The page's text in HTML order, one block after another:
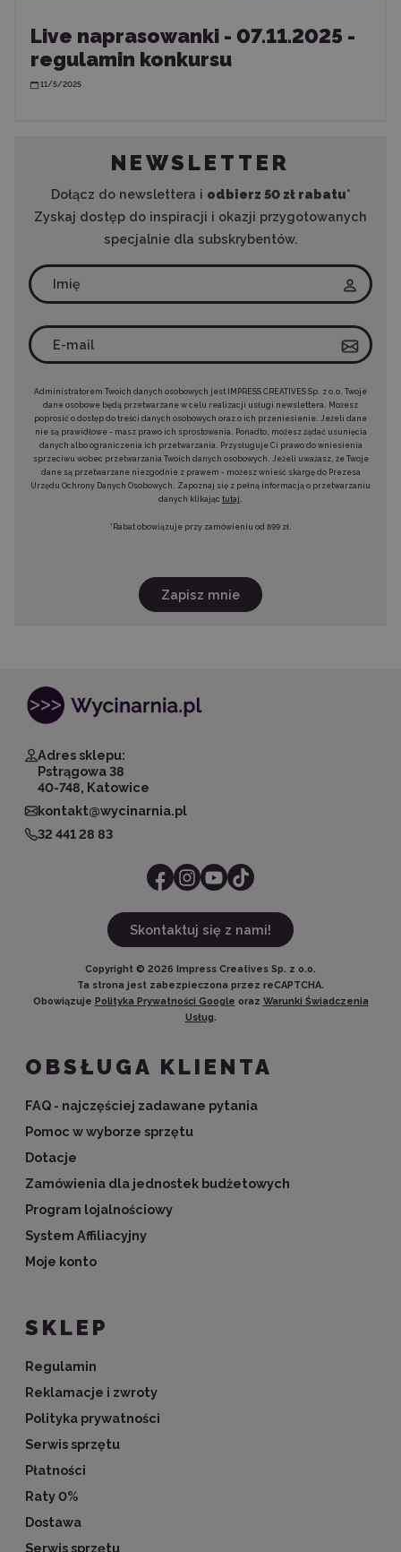
Live naprasowanki - 07.11.2025 -
regulamin konkursu
11/5/2025
NEWSLETTER
Dołącz do newslettera i odbierz 50 zł rabatu*
Zyskaj dostęp do inspiracji i okazji przygotowanych
specjalnie dla subskrybentów.
Administratorem Twoich danych osobowych jest IMPRESS CREATIVES Sp. z o.o. Twoje
dane osobowe będą przetwarzane w celu realizacji usługi newslettera. Możesz
poprosić o dostęp do treści danych osobowych oraz o ich przeniesienie. Jeżeli dane
nie są prawidłowe - masz prawo ich sprostowania. Ponadto, możesz żądać usunięcia
danych albo ograniczenia ich przetwarzania. Przysługuje Ci prawo do wniesienia
sprzeciwu wobec przetwarzania Twoich danych osobowych. Jeżeli uważasz, że Twoje
dane są przetwarzane niezgodnie z prawem - możesz wnieść skargę do Prezesa
Urzędu Ochrony Danych Osobowych. Zapoznaj się z pełną informacją o przetwarzaniu
danych klikając tutaj
*Rabat obowiązuje przy zamówieniu od 899 zł.
Zapisz mnie
Adres sklepu:
Pstrągowa 38
40-748, Katowice
kontakt@wycinarnia.pl
32 441 28 83
Skontaktuj się z nami!
Copyright © 2026 Impress Creatives Sp. z o.o.
Ta strona jest zabezpieczona przez reCAPTCHA.
Obowiązuje Polityka Prywatności Google oraz Warunki Świadczenia
Usług.
OBSŁUGA KLIENTA
FAQ - najczęściej zadawane pytania
Pomoc w wyborze sprzętu
Dotacje
Zamówienia dla jednostek budżetowych
Program lojalnościowy
System Affiliacyjny
Moje konto
SKLEP
Regulamin
Reklamacje i zwroty
Polityka prywatności
Serwis sprzętu
Płatności
Raty 0%
Dostawa
Serwis sprzętu